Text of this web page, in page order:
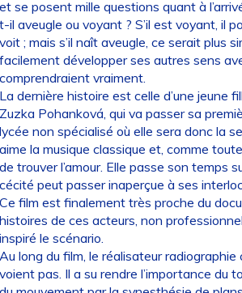
se posent mille questions quant à
il aveugle ou voyant ? S’il est voyant, il
; mais s’il naît aveugle, ce serait plus
développer ses autres sens
vraiment.
dernière histoire est celle d’une jeune
Pohanková, qui va passer sa
non spécialisé où elle sera donc la
la musique classique et, comme
trouver l’amour. Elle passe son temps
peut passer inaperçue à ses
film est finalement très proche du
de ces acteurs, non
le scénario.
long du film, le réalisateur radiographie
pas. Il a su rendre l’importance du